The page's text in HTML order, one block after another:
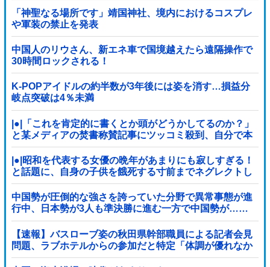
「神聖なる場所です」靖国神社、境内におけるコスプレ
や軍装の禁止を発表
中国人のリウさん、新エネ車で国境越えたら遠隔操作で
30時間ロックされる！
K-POPアイドルの約半数が3年後には姿を消す…損益分
岐点突破は4％未満
|●|「これを肯定的に書くとか頭がどうかしてるのか？」
と某メディアの焚書称賛記事にツッコミ殺到、自分で本
屋を作るとかそういう話かと思ったら……
|●|昭和を代表する女優の晩年があまりにも寂しすぎる！
と話題に、自身の子供を餓死する寸前までネグレクトし
た挙句……
中国勢が圧倒的な強さを誇っていた分野で異常事態が進
行中、日本勢が3人も準決勝に進む一方で中国勢が……
【速報】バスローブ姿の秋田県幹部職員による記者会見
問題、ラブホテルからの参加だと特定「体調が優れなか
ったため...」とは何だったのか